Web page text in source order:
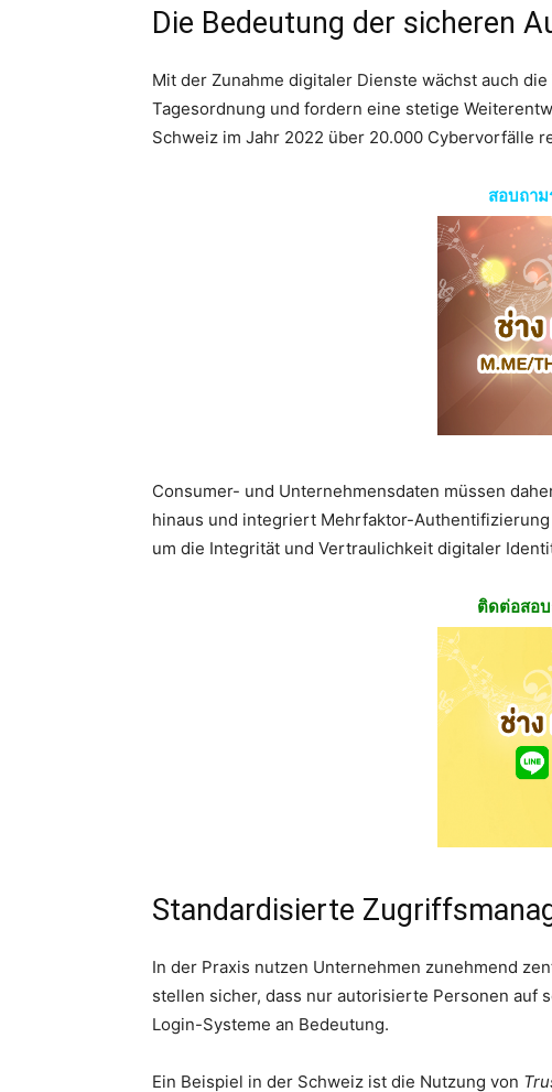
Die Bedeutung der sicheren
Mit der Zunahme digitaler Dienste wächst auch
Tagesordnung und fordern eine stetige
Schweiz im Jahr 2022 über 20.000 Cybervorfälle
สอบถาม
Consumer- und Unternehmensdaten müssen
hinaus und integriert Mehrfaktor-
um die Integrität und Vertraulichkeit digitaler
ติดต่อสอบ
Standardisierte
In der Praxis nutzen Unternehmen zunehmend
stellen sicher, dass nur autorisierte Personen auf
Login-Systeme an Bedeutung.
Ein Beispiel in der Schweiz ist die Nutzung von